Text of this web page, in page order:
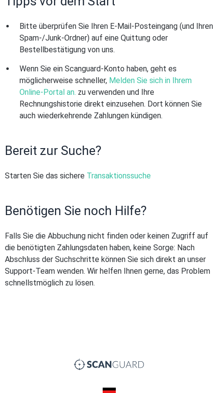
Bitte überprüfen Sie Ihren E-Mail-Posteingang (und Ihren
Spam-/Junk-Ordner) auf eine Quittung oder
Bestellbestätigung von uns.
Wenn Sie ein Scanguard-Konto haben, geht es
möglicherweise schneller, Melden Sie sich in Ihrem
Online-Portal an. zu verwenden und Ihre
Rechnungshistorie direkt einzusehen. Dort können Sie
auch wiederkehrende Zahlungen kündigen.
Bereit zur Suche?
Starten Sie das sichere Transaktionssuche
Benötigen Sie noch Hilfe?
Falls Sie die Abbuchung nicht finden oder keinen Zugriff auf
die benötigten Zahlungsdaten haben, keine Sorge: Nach
Abschluss der Suchschritte können Sie sich direkt an unser
Support-Team wenden. Wir helfen Ihnen gerne, das Problem
schnellstmöglich zu lösen.